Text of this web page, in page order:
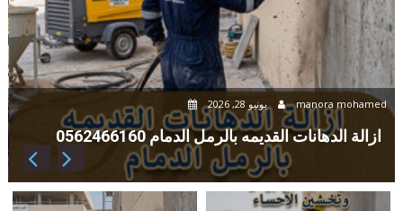
يونيو 28, 2026 manora mohamed
ازالة الدهانات القديمه بالرمل الدمام 0562466160